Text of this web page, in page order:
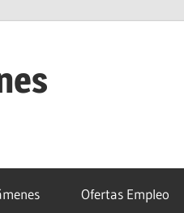
Ofertas Empleo